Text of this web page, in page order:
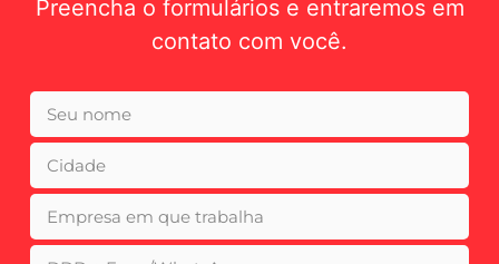
Preencha o formulários e entraremos em
contato com você.